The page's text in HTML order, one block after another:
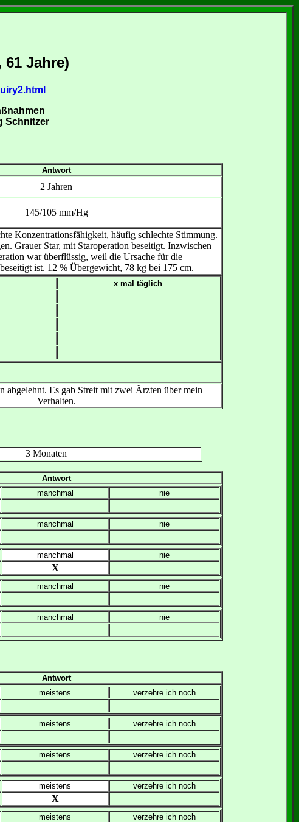
Jahre)
Schnitzer
Antwort
2 Jahren
145/105 mm/Hg
Konzentrationsfähigkeit, häufig schlechte Stimmung.
Grauer Star, mit Staroperation beseitigt. Inzwischen
war überflüssig, weil die Ursache für die
ist. 12 % Übergewicht, 78 kg bei 175 cm.
x mal täglich
abgelehnt. Es gab Streit mit zwei Ärzten über mein
Verhalten.
3 Monaten
Antwort
manchmal nie
manchmal nie
manchmal nie
X
manchmal nie
manchmal nie
Antwort
meistens verzehre ich noch
meistens verzehre ich noch
meistens verzehre ich noch
meistens verzehre ich noch
X
meistens verzehre ich noch